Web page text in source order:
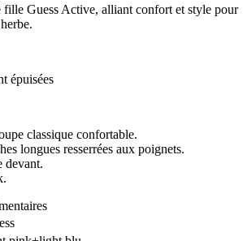
fille Guess Active, alliant confort et style pour
épuisées
classique confortable.
longues resserrées aux poignets.
devant.